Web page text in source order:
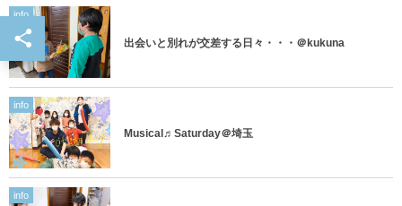
info
出会いと別れが交差する日々・・・＠kukuna
info
Musical♬Saturday＠埼玉
info